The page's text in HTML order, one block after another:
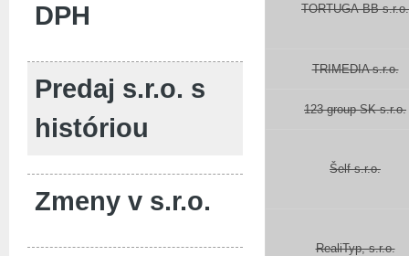
DPH
Predaj s.r.o. s
históriou
Zmeny v s.r.o.
TORTUGA-BB s.r.o.
TRIMEDIA s.r.o.
123 group SK s.r.o.
Šelf s.r.o.
RealiTyp, s.r.o.